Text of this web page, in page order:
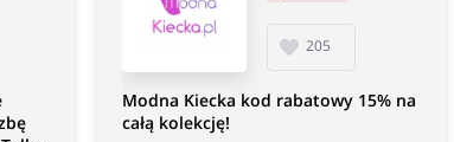
205
Modna Kiecka kod rabatowy 15% na
całą kolekcję!